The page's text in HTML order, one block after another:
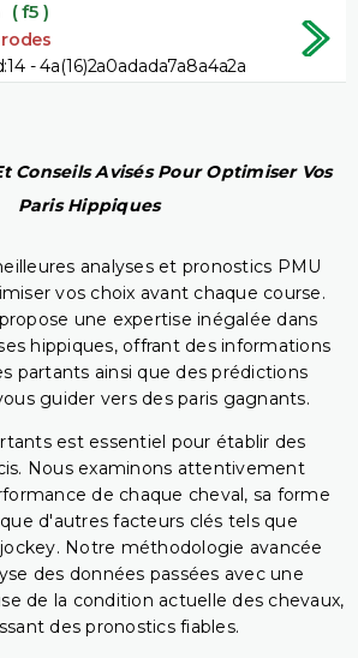
( f5 )
- 4a(16)2a0adada7a8a4a2a
Conseils Avisés Pour Optimiser Vos
Paris Hippiques
analyses et pronostics PMU
vos choix avant chaque course.
une expertise inégalée dans
hippiques, offrant des informations
partants ainsi que des prédictions
guider vers des paris gagnants.
est essentiel pour établir des
Nous examinons attentivement
de chaque cheval, sa forme
d'autres facteurs clés tels que
Notre méthodologie avancée
des données passées avec une
de la condition actuelle des chevaux,
des pronostics fiables.